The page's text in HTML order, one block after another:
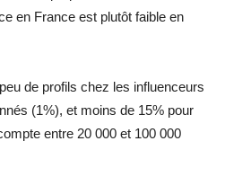
en France est plutôt faible en
de profils chez les influenceurs
(1%), et moins de 15% pour
entre 20 000 et 100 000